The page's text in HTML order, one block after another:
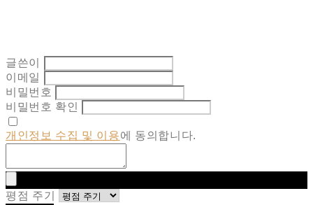
글쓴이
이메일
비밀번호
비밀번호 확인
개인정보 수집 및 이용에 동의합니다.
평점 주기